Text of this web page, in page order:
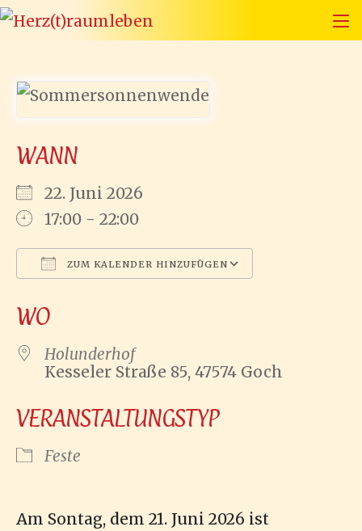
Zum
Inhalt
WANN
22. Juni 2026
17:00 - 22:00
ZUM KALENDER HINZUFÜGEN
WO
Holunderhof
Kesseler Straße 85, 47574 Goch
VERANSTALTUNGSTYP
Feste
Am Sontag, dem 21. Juni 2026 ist